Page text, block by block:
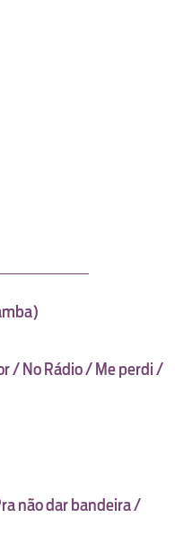
/ No Rádio / Me perdi /
não dar bandeira /